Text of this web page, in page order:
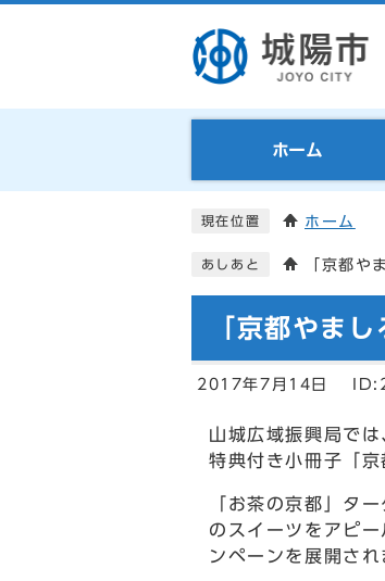
ホーム
現在位置 ホーム
あしあと 「京都や
「京都やま
2017年7月14日
山城広域振興局で
特典付き小冊子「
「お茶の京都」タ
のスイーツをアピ
ンペーンを展開され